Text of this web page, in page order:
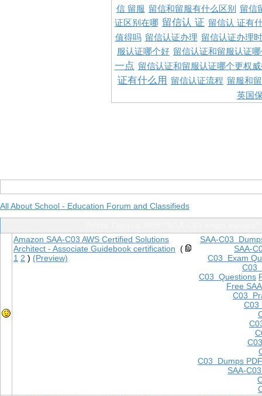
信 留服 留信和留服有什么区别
留信
证区别在哪 留信认 证 留信认 证有
值得吗 留信认证办理 留信认证办理
服认证哪个好 留信认证和留服认证
一点 留信认证和留服认证哪个更权
证有什么用 留信认证流程 留服和
英国
All About School - Education Forum and Classifieds
SAA-C03
SAA-
C03 Exam
C03
C03 Questions
Free
C03
C03
C03 Dumps PDF
SAA-
Amazon SAA-C03 AWS Certified Solutions
Architect - Associate Guidebook certification (
1 2 ) (Preview)